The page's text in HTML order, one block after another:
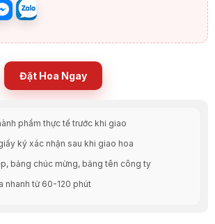
Đặt Hoa Ngay
phẩm thực tế trước khi giao
ký xác nhận sau khi giao hoa
bảng chúc mừng, bảng tên công ty
nhanh từ 60-120 phút